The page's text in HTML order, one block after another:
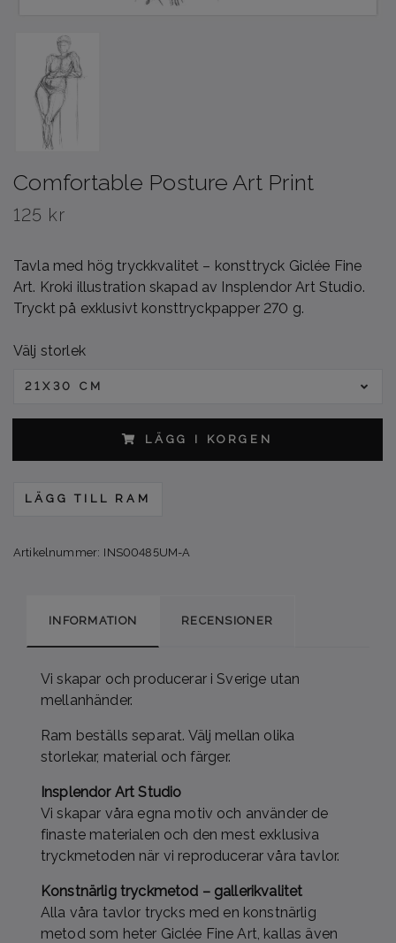
Comfortable Posture Art Print
125 kr
Tavla med hög tryckkvalitet – konsttryck Giclée Fine
Art. Kroki illustration skapad av Insplendor Art Studio.
Tryckt på exklusivt konsttryckpapper 270 g.
Välj storlek
21X30 CM
LÄGG I KORGEN
LÄGG TILL RAM
Artikelnummer: INS00485UM-A
INFORMATION RECENSIONER
Vi skapar och producerar i Sverige utan
mellanhänder.
Ram beställs separat. Välj mellan olika
storlekar, material och färger.
Insplendor Art Studio
Vi skapar våra egna motiv och använder de
finaste materialen och den mest exklusiva
tryckmetoden när vi reproducerar våra tavlor.
Konstnärlig tryckmetod – gallerikvalitet
Alla våra tavlor trycks med en konstnärlig
metod som heter Giclée Fine Art, kallas även